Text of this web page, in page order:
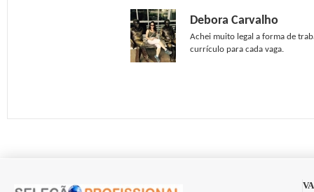
Debora Carvalho
Achei muito legal a forma de
currículo para cada vaga.